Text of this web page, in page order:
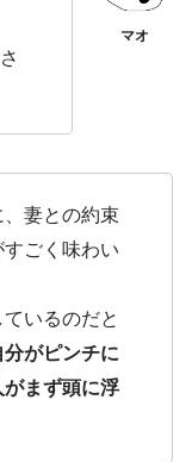
妻との約束
ごく味わい
いるのだと
がピンチに
まず頭に浮